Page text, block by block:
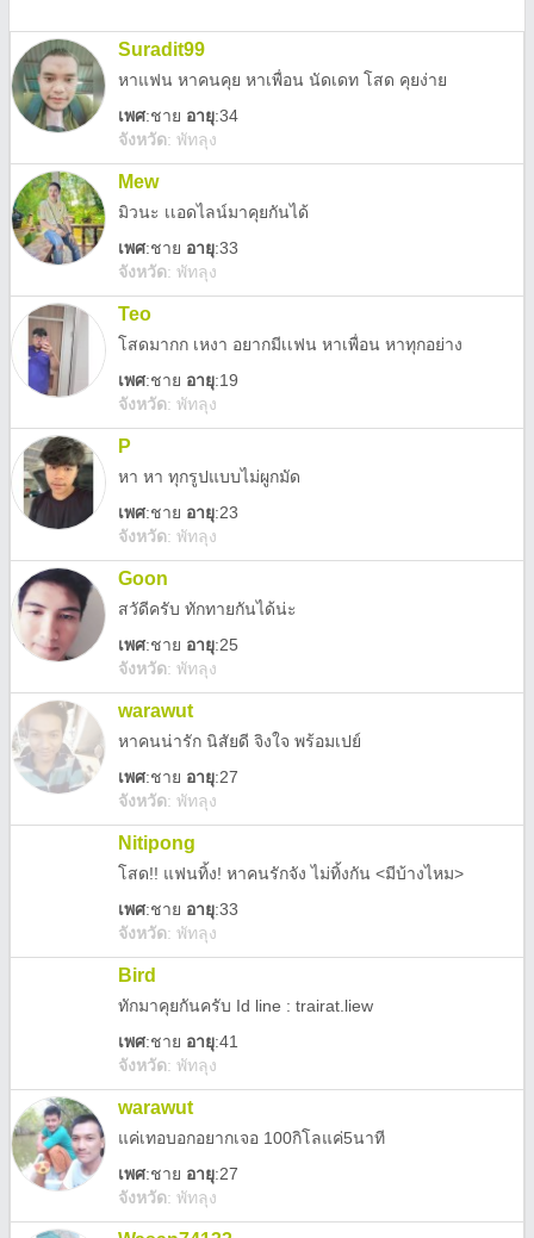
Suradit99
หาแฟน หาคนคุย หาเพื่อน นัดเดท โสด คุยง่าย
เพศ:ชาย อายุ:34
จังหวัด: พัทลุง
Mew
มิวนะ เเอดไลน์มาคุยกันได้
เพศ:ชาย อายุ:33
จังหวัด: พัทลุง
Teo
โสดมากก เหงา อยากมีเเฟน หาเพื่อน หาทุกอย่าง
เพศ:ชาย อายุ:19
จังหวัด: พัทลุง
P
หา หา ทุกรูปแบบไม่ผูกมัด
เพศ:ชาย อายุ:23
จังหวัด: พัทลุง
Goon
สวัดีครับ ทักทายกันได้น่ะ
เพศ:ชาย อายุ:25
จังหวัด: พัทลุง
warawut
หาคนน่ารัก นิสัยดี จิงใจ พร้อมเปย์
เพศ:ชาย อายุ:27
จังหวัด: พัทลุง
Nitipong
โสด!! แฟนทิ้ง! หาคนรักจัง ไม่ทิ้งกัน <มีบ้างไหม>
เพศ:ชาย อายุ:33
จังหวัด: พัทลุง
Bird
ทักมาคุยกันครับ Id line : trairat.liew
เพศ:ชาย อายุ:41
จังหวัด: พัทลุง
warawut
แค่เทอบอกอยากเจอ 100กิโลแค่5นาที
เพศ:ชาย อายุ:27
จังหวัด: พัทลุง